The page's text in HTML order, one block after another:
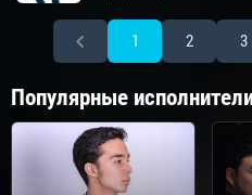
1 2 3
Популярные